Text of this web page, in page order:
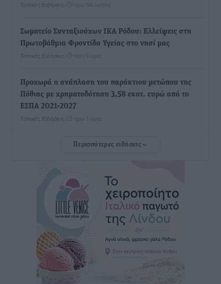
Τοπικές Ειδήσεις πριν 56 λεπτά
Σωματείο Συνταξιούχων ΙΚΑ Ρόδου: Ελλείψεις στη
Πρωτοβάθμια Φροντίδα Υγείας στο νησί μας
Τοπικές Ειδήσεις πριν 1 ώρα
Προχωρά η ανάπλαση του παράκτιου μετώπου της
Πόθιας με χρηματοδότηση 3,58 εκατ. ευρώ από το
ΕΣΠΑ 2021-2027
Τοπικές Ειδήσεις πριν 1 ώρα
Την Παρασκευή 21 Αυγούστου η τελετή εγκαινίων
Γενναδίου παρουσία του Άδωνι Γεωργιάδη
Τοπικές Ειδήσεις • πριν 2 ώρες
Στη Λέρο ο πρόεδρος του ΠΑΣΟΚ Νίκος Ανδρουλάκης
Τοπικές Ειδήσεις• πριν 2 ώρες
Στα 2-2,35 GW ο στόχος για τα πρώτα υπεράκτια
αιολικά πάρκα που θα λειτουργήσουν στη χώρα μας
Ειδήσεις• πριν 3 ώρες
Περισσότερες ειδήσεις